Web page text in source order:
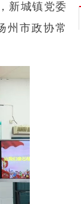
新城镇党委
州市政协常